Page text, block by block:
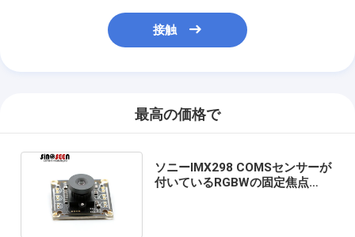
接触
最高の価格で
ソニーIMX298 COMSセンサーが
付いているRGBWの固定焦点